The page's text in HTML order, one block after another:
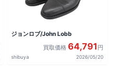
ジョンロブ/John Lobb
買取価格 64,791 円
shibuya 2026/05/20